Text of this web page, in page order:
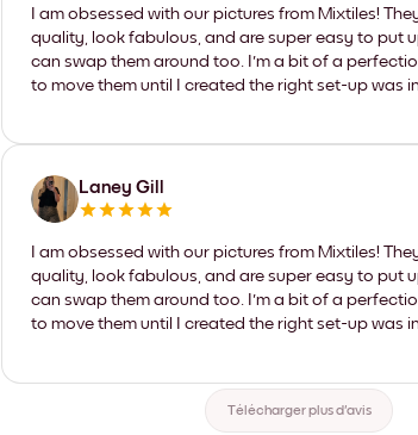
I am obsessed with our pictures from Mixtiles!
quality, look fabulous, and are super easy to put
can swap them around too. I'm a bit of a
to move them until I created the right set-up was
Laney Gill
I am obsessed with our pictures from Mixtiles!
quality, look fabulous, and are super easy to put
can swap them around too. I'm a bit of a
to move them until I created the right set-up was
Télécharger plus d'avis